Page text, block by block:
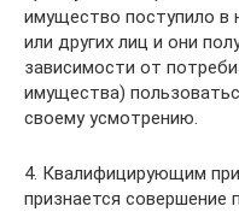
имущество поступило в
или других лиц и они
зависимости от
имущества)
своему усмотрению.
4. Квалифицирующим
признается совершение